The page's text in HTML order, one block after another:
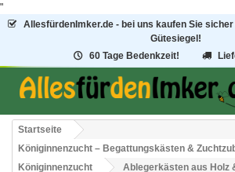
"
AllesfürdenImker.de - bei uns kaufen Sie
Gütesiegel!
60 Tage Bedenkzeit!
Startseite
Königinnenzucht – Begattungskästen &
Königinnenzucht
Ablegerkästen aus Holz